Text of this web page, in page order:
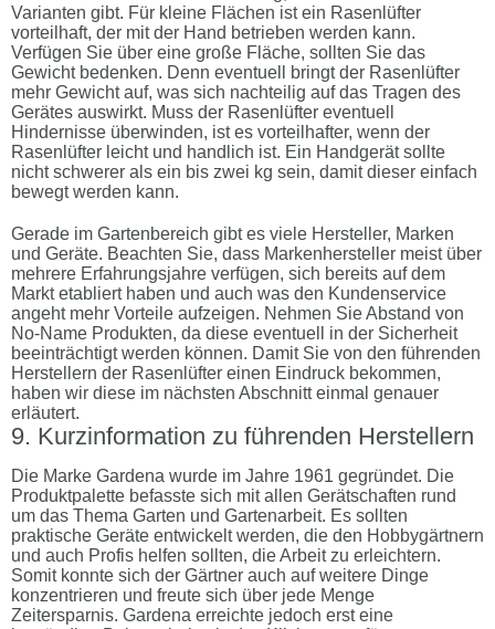
Varianten gibt. Für kleine Flächen ist ein Rasenlüfter
vorteilhaft, der mit der Hand betrieben werden kann.
Verfügen Sie über eine große Fläche, sollten Sie das
Gewicht bedenken. Denn eventuell bringt der Rasenlüfter
mehr Gewicht auf, was sich nachteilig auf das Tragen des
Gerätes auswirkt. Muss der Rasenlüfter eventuell
Hindernisse überwinden, ist es vorteilhafter, wenn der
Rasenlüfter leicht und handlich ist. Ein Handgerät sollte
nicht schwerer als ein bis zwei kg sein, damit dieser einfach
bewegt werden kann.
Gerade im Gartenbereich gibt es viele Hersteller, Marken
und Geräte. Beachten Sie, dass Markenhersteller meist über
mehrere Erfahrungsjahre verfügen, sich bereits auf dem
Markt etabliert haben und auch was den Kundenservice
angeht mehr Vorteile aufzeigen. Nehmen Sie Abstand von
No-Name Produkten, da diese eventuell in der Sicherheit
beeinträchtigt werden können. Damit Sie von den führenden
Herstellern der Rasenlüfter einen Eindruck bekommen,
haben wir diese im nächsten Abschnitt einmal genauer
erläutert.
Kurzinformation zu führenden Herstellern
Die Marke Gardena wurde im Jahre 1961 gegründet. Die
Produktpalette befasste sich mit allen Gerätschaften rund
um das Thema Garten und Gartenarbeit. Es sollten
praktische Geräte entwickelt werden, die den Hobbygärtnern
und auch Profis helfen sollten, die Arbeit zu erleichtern.
Somit konnte sich der Gärtner auch auf weitere Dinge
konzentrieren und freute sich über jede Menge
Zeitersparnis. Gardena erreichte jedoch erst eine